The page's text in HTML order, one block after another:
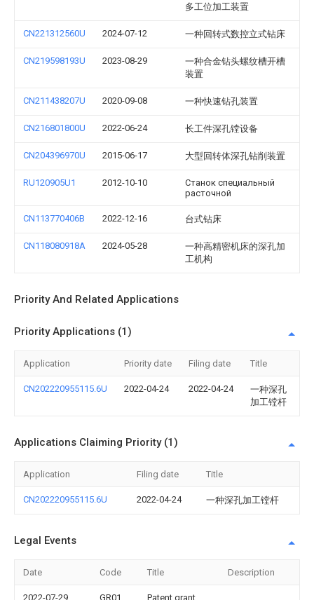
多工位加工装置
CN221312560U 2024-07-12 一种回转式数控立式钻床
CN219598193U 2023-08-29
一种合金钻头螺纹槽开槽
装置
CN211438207U 2020-09-08 一种快速钻孔装置
CN216801800U 2022-06-24 长工件深孔镗设备
CN204396970U 2015-06-17 大型回转体深孔钻削装置
RU120905U1 2012-10-10
Станок специальный
расточной
CN113770406B 2022-12-16 台式钻床
CN118080918A 2024-05-28
一种高精密机床的深孔加
工机构
Priority And Related Applications
Priority Applications (1)
Application Priority date Filing date Title
CN202220955115.6U 2022-04-24 2022-04-24
一种深孔
加工镗杆
Applications Claiming Priority (1)
Application Filing date Title
CN202220955115.6U 2022-04-24 一种深孔加工镗杆
Legal Events
Date Code Title Description
2022-07-29 GR01 Patent grant